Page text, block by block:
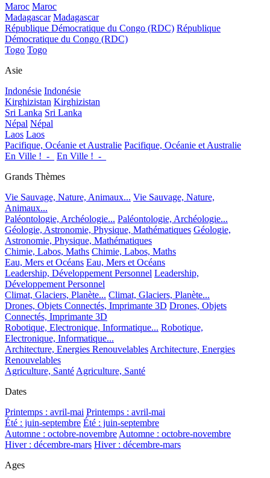
Maroc Maroc
Madagascar Madagascar
République Démocratique du Congo (RDC) République
Démocratique du Congo (RDC)
Togo Togo
Asie
Indonésie Indonésie
Kirghizistan Kirghizistan
Sri Lanka Sri Lanka
Népal Népal
Laos Laos
Pacifique, Océanie et Australie Pacifique, Océanie et Australie
En Ville !_-_
En Ville !_-_
Grands Thèmes
Vie Sauvage, Nature, Animaux... Vie Sauvage, Nature,
Animaux...
Paléontologie, Archéologie... Paléontologie, Archéologie...
Géologie, Astronomie, Physique, Mathématiques Géologie,
Astronomie, Physique, Mathématiques
Chimie, Labos, Maths Chimie, Labos, Maths
Eau, Mers et Océans Eau, Mers et Océans
Leadership, Développement Personnel Leadership,
Développement Personnel
Climat, Glaciers, Planète... Climat, Glaciers, Planète...
Drones, Objets Connectés, Imprimante 3D Drones, Objets
Connectés, Imprimante 3D
Robotique, Electronique, Informatique... Robotique,
Electronique, Informatique...
Architecture, Energies Renouvelables Architecture, Energies
Renouvelables
Agriculture, Santé Agriculture, Santé
Dates
Printemps : avril-mai Printemps : avril-mai
Été : juin-septembre Été : juin-septembre
Automne : octobre-novembre Automne : octobre-novembre
Hiver : décembre-mars Hiver : décembre-mars
Ages